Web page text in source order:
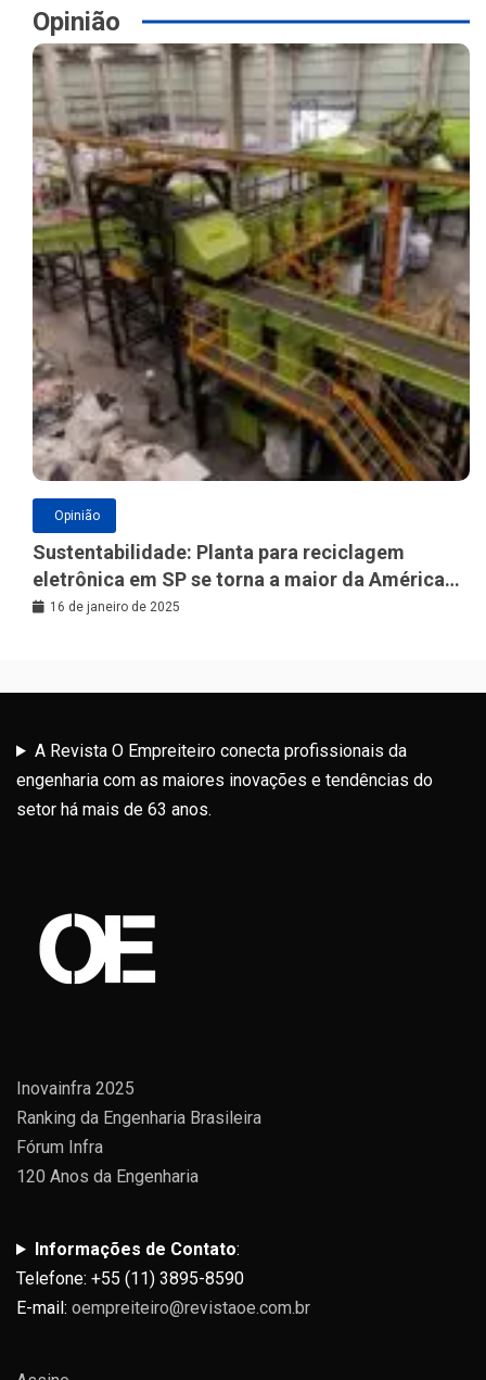
Opinião
Opinião
Sustentabilidade: Planta para reciclagem
eletrônica em SP se torna a maior da América
Latina
16 de janeiro de 2025
A Revista O Empreiteiro conecta profissionais da
engenharia com as maiores inovações e tendências do
setor há mais de 63 anos.
Inovainfra 2025
Ranking da Engenharia Brasileira
Fórum Infra
120 Anos da Engenharia
Informações de Contato:
Telefone: +55 (11) 3895-8590
E-mail: oempreiteiro@revistaoe.com.br